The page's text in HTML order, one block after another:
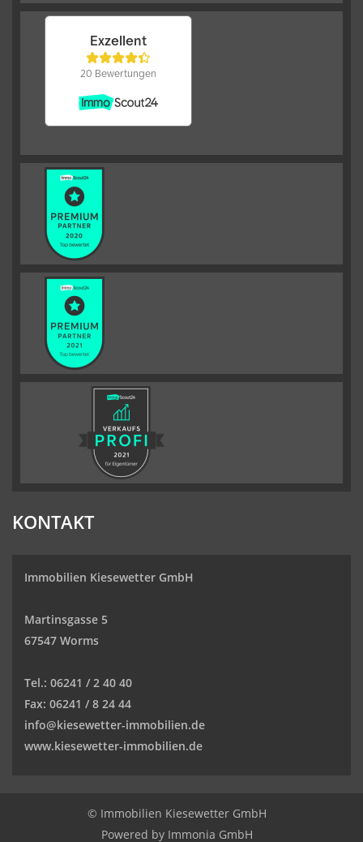
KONTAKT
Immobilien Kiesewetter GmbH
Martinsgasse 5
67547 Worms
Tel.: 06241 / 2 40 40
Fax: 06241 / 8 24 44
info@kiesewetter-immobilien.de
www.kiesewetter-immobilien.de
© Immobilien Kiesewetter GmbH
Powered by Immonia GmbH